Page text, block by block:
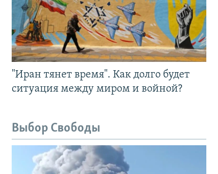
"Иран тянет время". Как долго будет
ситуация между миром и войной?
Выбор Свободы